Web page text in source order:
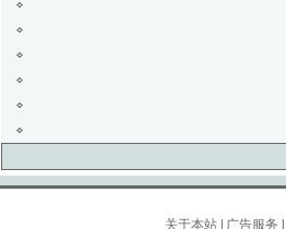
关于本站 广告服务